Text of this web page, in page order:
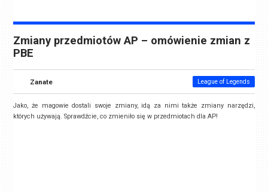
Zmiany przedmiotów AP – omówienie zmian z
PBE
Zanate League of Legends
Jako, że magowie dostali swoje zmiany, idą za nimi także zmiany narzędzi,
których używają. Sprawdźcie, co zmieniło się w przedmiotach dla AP!